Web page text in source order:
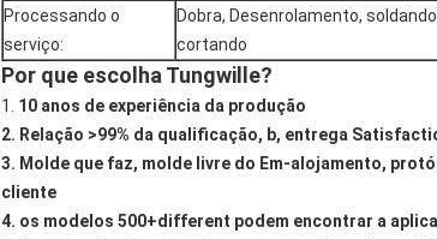
Processando o
serviço:
Dobra, Desenrolamento,
cortando
Por que escolha Tungwille?
1. 10 anos de experiência da produção
2. Relação >99% da qualificação, b, entrega
3. Molde que faz, molde livre do Em-alojamento,
cliente
4. os modelos 500+different podem encontrar a